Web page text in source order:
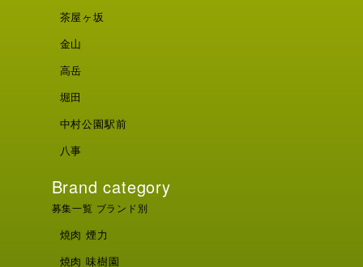
茶屋ヶ坂
金山
高岳
堀田
中村公園駅前
八事
募集一覧 ブランド別
Brand category
焼肉 煙力
焼肉 味樹園